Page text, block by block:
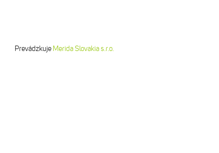
Prevádzkuje Merida Slovakia s.r.o.